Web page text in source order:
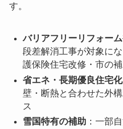
す。
バリアフリーリフォー
段差解消工事が対象に
護保険住宅改修・市の補
省エネ・長期優良住宅
壁・断熱と合わせた外
ス
雪国特有の補助：一部